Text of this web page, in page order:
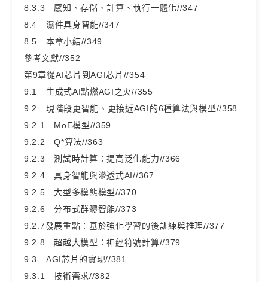
8.3.3 感知、存儲、計算、執行一體化//347
8.4 濕件具身智能//347
8.5 本章小結//349
參考文獻//352
第9章從AI芯片到AGI芯片//354
9.1 生成式AI點燃AGI之火//355
9.2 現階段更智能、更接近AGI的6種算法與模型//358
9.2.1 MoE模型//359
9.2.2 Q*算法//363
9.2.3 測試時計算：提高泛化能力//366
9.2.4 具身智能與滲透式AI//367
9.2.5 大型多模態模型//370
9.2.6 分布式群體智能//373
9.2.7發展重點：基於強化學習的後訓練與推理//377
9.2.8 超越大模型：神經符號計算//379
9.3 AGI芯片的實現//381
9.3.1 技術需求//382